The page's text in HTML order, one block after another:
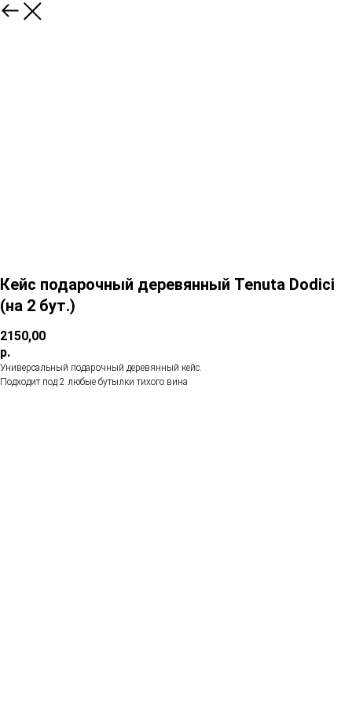
Кейс подарочный деревянный Tenuta Dodici
(на 2 бут.)
2150,00
р.
Универсальный подарочный деревянный кейс.
Подходит под 2 любые бутылки тихого вина